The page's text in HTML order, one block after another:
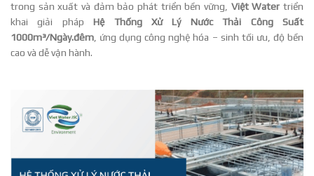
trong sản xuất và đảm bảo phát triển bền vững, Việt Water triển
khai giải phápHệ Thống Xử Lý Nước Thải Công Suất
1000m³/Ngày.đêm , ứng dụng công nghệ hóa – sinh tối ưu, độ bền
cao và dễ vận hành.